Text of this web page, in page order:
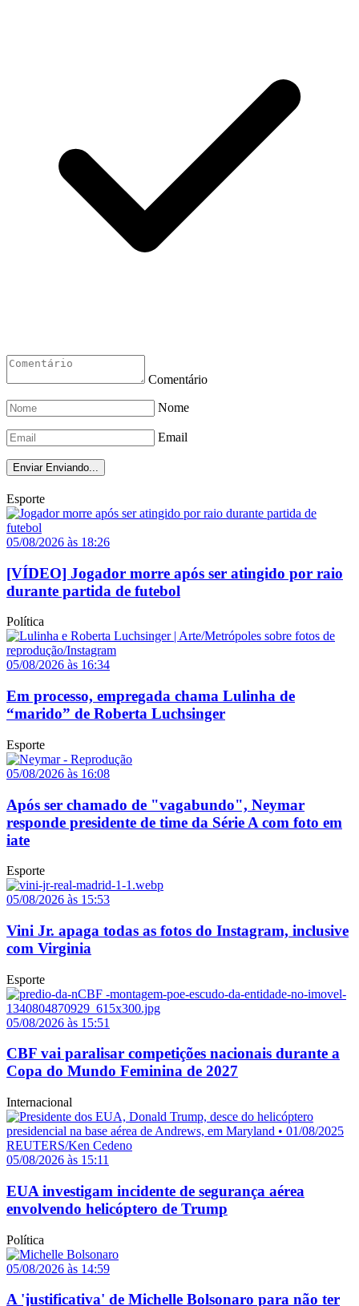
Comentário
Nome
Email
Enviar Enviando...
Esporte
05/08/2026 às 18:26
[VÍDEO] Jogador morre após ser atingido por raio
durante partida de futebol
Política
05/08/2026 às 16:34
Em processo, empregada chama Lulinha de
“marido” de Roberta Luchsinger
Esporte
05/08/2026 às 16:08
Após ser chamado de "vagabundo", Neymar
responde presidente de time da Série A com foto em
iate
Esporte
05/08/2026 às 15:53
Vini Jr. apaga todas as fotos do Instagram, inclusive
com Virginia
Esporte
05/08/2026 às 15:51
CBF vai paralisar competições nacionais durante a
Copa do Mundo Feminina de 2027
Internacional
05/08/2026 às 15:11
EUA investigam incidente de segurança aérea
envolvendo helicóptero de Trump
Política
05/08/2026 às 14:59
A 'justificativa' de Michelle Bolsonaro para não ter